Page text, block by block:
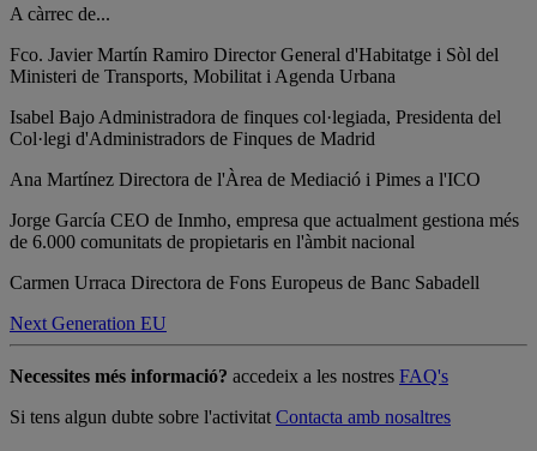
A càrrec de...
Fco. Javier Martín Ramiro Director General d'Habitatge i Sòl del
Ministeri de Transports, Mobilitat i Agenda Urbana
Isabel BajoAdministradora de finques col·legiada, Presidenta del
Col·legi d'Administradors de Finques de Madrid
Ana Martínez Directora de l'Àrea de Mediació i Pimes a l'ICO
Jorge García CEO de Inmho, empresa que actualment gestiona més
de 6.000 comunitats de propietaris en l'àmbit nacional
Carmen Urraca Directora de Fons Europeus de Banc Sabadell
Next Generation EU
Necessites més informació? accedeix a les nostres FAQ's
Si tens algun dubte sobre l'activitat Contacta amb nosaltres